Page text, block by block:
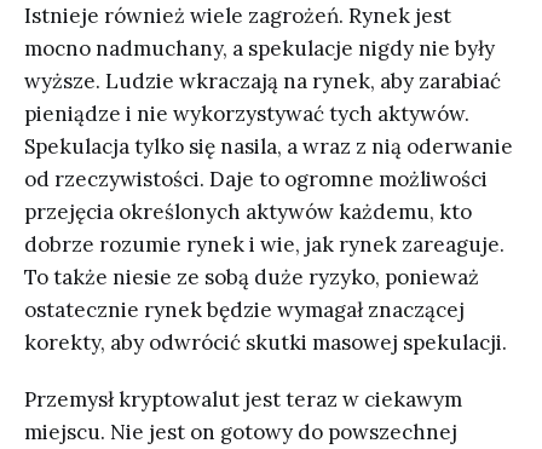
Istnieje również wiele zagrożeń. Rynek jest
mocno nadmuchany, a spekulacje nigdy nie były
wyższe. Ludzie wkraczają na rynek, aby zarabiać
pieniądze i nie wykorzystywać tych aktywów.
Spekulacja tylko się nasila, a wraz z nią oderwanie
od rzeczywistości. Daje to ogromne możliwości
przejęcia określonych aktywów każdemu, kto
dobrze rozumie rynek i wie, jak rynek zareaguje.
To także niesie ze sobą duże ryzyko, ponieważ
ostatecznie rynek będzie wymagał znaczącej
korekty, aby odwrócić skutki masowej spekulacji.
Przemysł kryptowalut jest teraz w ciekawym
miejscu. Nie jest on gotowy do powszechnej